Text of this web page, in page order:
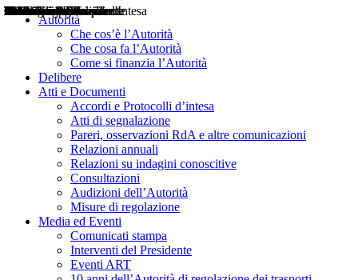
Autorità
Che cos’è l’Autorità
Che cosa fa l’Autorità
Come si finanzia l’Autorità
Delibere
Atti e Documenti
Accordi e Protocolli d’intesa
Atti di segnalazione
Pareri, osservazioni RdA e altre comunicazioni
Relazioni annuali
Relazioni su indagini conoscitive
Consultazioni
Audizioni dell’Autorità
Misure di regolazione
Media ed Eventi
Comunicati stampa
Interventi del Presidente
Eventi ART
Delibere
Pareri
Consultazioni
Audizioni
Atti di Segnalazione
Accordi e Protocolli d'Intesa
Relazioni annuali
Misure di regolazione
Notizie
Comunicati Stampa
Bollettini ART
Convegni ART
Interviste del Presidente
Articoli in primo piano
Interventi del Presidente
2004
2005
2010
2013
2014
2015
2016
2017
2018
2019
202
2020
2021
2022
2023
2024
2025
2026
Aereo
Marittimo
Terrestre